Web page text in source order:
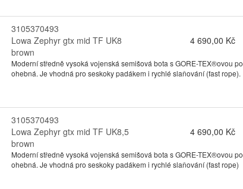
3105370493
Lowa Zephyr gtx mid TF UK8
brown
4 690,00 Kč
Moderní středně vysoká vojenská semišová bota s GORE-TEX®ovou
ohebná. Je vhodná pro seskoky padákem i rychlé slaňování (fast rope).
3105370493
Lowa Zephyr gtx mid TF UK8,5
brown
4 690,00 Kč
Moderní středně vysoká vojenská semišová bota s GORE-TEX®ovou
ohebná. Je vhodná pro seskoky padákem i rychlé slaňování (fast rope)